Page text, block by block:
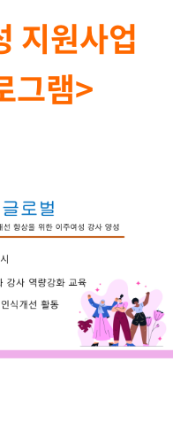
지원사업
그램>